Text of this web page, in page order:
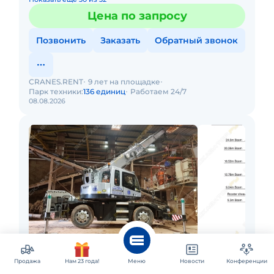
Цена по запросу
Позвонить Заказать Обратный звонок
08.08.2026
CRANES.RENT 9 лет на площадке
Парк техники:136 единиц Работаем 24/7
Омск и ещё 34 города
Аренда автокрана Kato MR-130
Продажа Нам 23 года! Меню Новости Конференции